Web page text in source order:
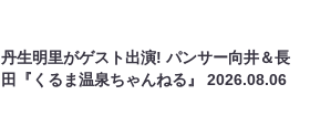
丹生明里がゲスト出演! パンサー向井＆長
田『くるま温泉ちゃんねる』2026.08.06